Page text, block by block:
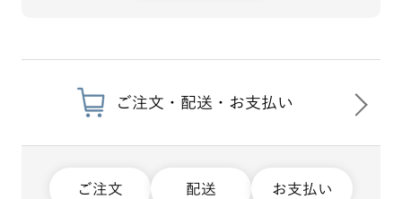
ご注文・配送・お支払い
ご注文 配送 お支払い